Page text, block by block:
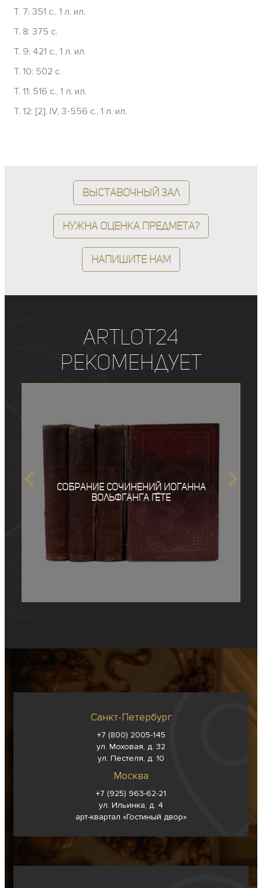
Т. 7: 351 с., 1 л. ил.
Т. 8: 375 с.
Т. 9: 421 с., 1 л. ил.
Т. 10: 502 с.
Т. 11: 516 с., 1 л. ил.
Т. 12: [2], IV, 3-556 с., 1 л. ил.
Выставочный зал
Нужна оценка предмета?
Напишите нам
ArtLot24
рекомендует
Собрание сочинений Иоганна
Вольфганга Гёте
Санкт-Петербург
+7 (800) 2005-145
ул. Моховая, д. 32
ул. Пестеля, д. 10
Москва
+7 (925) 963-62-21
ул. Ильинка, д. 4
арт-квартал «Гостиный двор»